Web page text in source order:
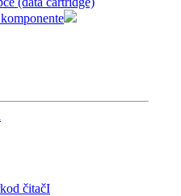
čitačI